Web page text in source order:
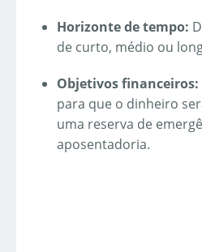
Horizonte de tempo:
de curto, médio ou
Objetivos financeiros:
para que o dinheiro
uma reserva de
aposentadoria.